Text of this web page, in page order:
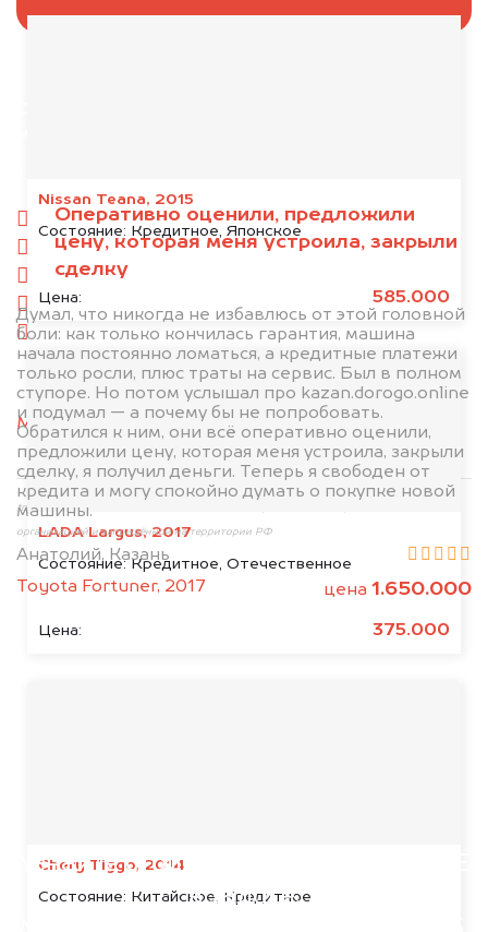
Nissan Teana, 2015
Состояние: Кредитное, Японское
Цена: 585.000
LADA Largus, 2017
Состояние:Кредитное, Отечественное
Цена: 375.000
Chery Tiggo, 2014
Состояние: Китайское, Кредитное
Оперативно оценили, предложили
цену, которая меня устроила, закрыли
сделку
Думал, что никогда не избавлюсь от этой головной
боли: как только кончилась гарантия, машина
начала постоянно ломаться, а кредитные платежи
только росли, плюс траты на сервис. Был в полном
ступоре. Но потом услышал про kazan.dorogo.online
и подумал — а почему бы не попробовать.
Обратился к ним, они всё оперативно оценили,
предложили цену, которая меня устроила, закрыли
сделку, я получил деньги. Теперь я свободен от
кредита и могу спокойно думать о покупке новой
машины.
Анатолий, Казань
Toyota Fortuner, 2017
цена 1.650.000
спереди
сзади
слева
справа
салон
2. Отправьте фотографии на номер
+79584983298 по WhatsApp*, в мессенджер
MAXили на электронную почту
info@dorogo.online
*принадлежит компании Meta Platforms, Inc., признанной экстремистской
организацией и запрещённой на территории РФ
Узнайте стоимость автомобиля BSE
в залоге.